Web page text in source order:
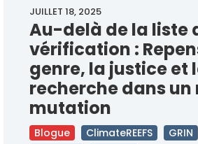
JUILLET 18, 2025
Au-delà de la liste
vérification :
genre, la justice et
recherche dans un
mutation
Blogue ClimateREEFS GRIN